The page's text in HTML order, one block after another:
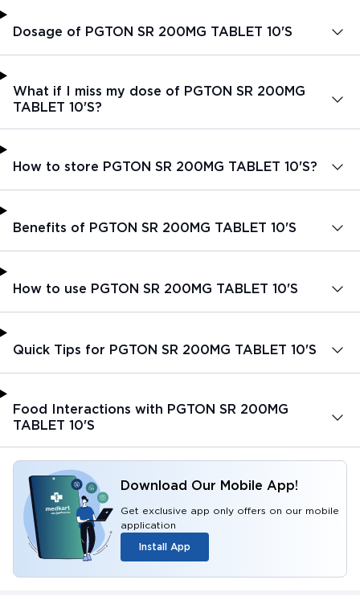
Dosage of PGTON SR 200MG TABLET 10'S
What if I miss my dose of PGTON SR 200MG
TABLET 10'S?
How to store PGTON SR 200MG TABLET 10'S?
Benefits of PGTON SR 200MG TABLET 10'S
How to use PGTON SR 200MG TABLET 10'S
Quick Tips for PGTON SR 200MG TABLET 10'S
Food Interactions with PGTON SR 200MG
TABLET 10'S
Download Our Mobile App!
Get exclusive app only offers on our mobile
application
Install App